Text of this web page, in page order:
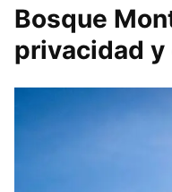
Bosque
privacidad y